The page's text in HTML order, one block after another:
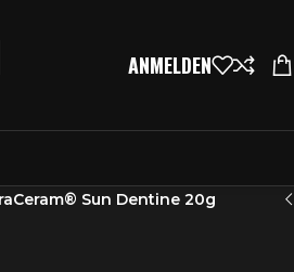
ANMELDEN
Sun Dentine 20g